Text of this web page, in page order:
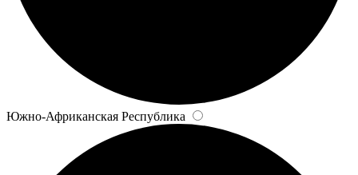
Южно-Африканская Республика